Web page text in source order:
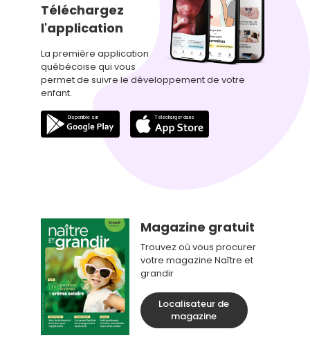
Téléchargez
l'application
La première application
québécoise qui vous
permet de suivre le développement de votre
enfant.
Magazine gratuit
Trouvez où vous procurer
votre magazine Naître et
grandir
Localisateur de
magazine